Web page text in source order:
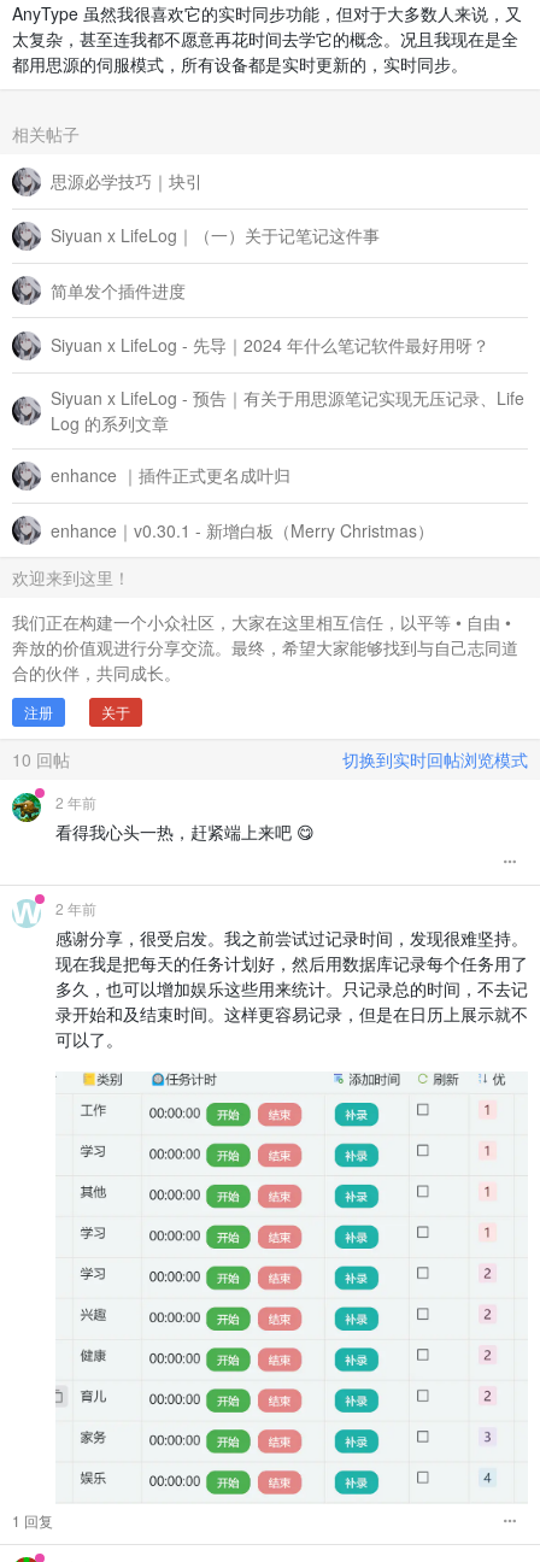
AnyType 虽然我很喜欢它的实时同步功能，但对于大多数人来说，又
太复杂，甚至连我都不愿意再花时间去学它的概念。况且我现在是全
都用思源的伺服模式，所有设备都是实时更新的，实时同步。
相关帖子
思源必学技巧｜块引
Siyuan x LifeLog｜（一）关于记笔记这件事
简单发个插件进度
Siyuan x LifeLog - 先导｜2024 年什么笔记软件最好用呀？
Siyuan x LifeLog - 预告｜有关于用思源笔记实现无压记录、Life
Log 的系列文章
enhance ｜插件正式更名成叶归
enhance｜v0.30.1 - 新增白板（Merry Christmas）
欢迎来到这里！
我们正在构建一个小众社区，大家在这里相互信任，以平等 • 自由 •
奔放的价值观进行分享交流。最终，希望大家能够找到与自己志同道
合的伙伴，共同成长。
注册 关于
10 回帖 切换到实时回帖浏览模式
2 年前
看得我心头一热，赶紧端上来吧 😋
2 年前
感谢分享，很受启发。我之前尝试过记录时间，发现很难坚持。
现在我是把每天的任务计划好，然后用数据库记录每个任务用了
多久，也可以增加娱乐这些用来统计。只记录总的时间，不去记
录开始和及结束时间。这样更容易记录，但是在日历上展示就不
可以了。
1 回复